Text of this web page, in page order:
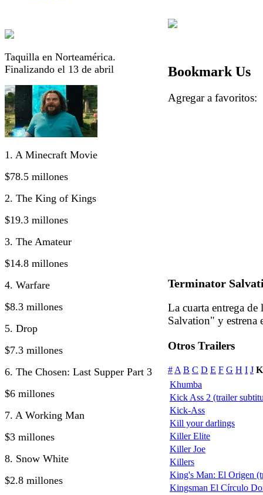
Taquilla en Norteamérica.
Finalizando el 13 de abril
1. A Minecraft Movie
$78.5 millones
2. The King of Kings
$19.3 millones
3. The Amateur
$14.8 millones
4. Warfare
$8.3 millones
5. Drop
$7.3 millones
6. The Chosen: Last Supper Part 3
$6 millones
7. A Working Man
$3 millones
8. Snow White
$2.8 millones
Bookmark Us
Agregar a
Terminator
La cuarta entrega
Salvation" y estrena
Otros Trailers
# A B C D E F G H I J K
Khumba
Kick Ass 2 (trailer
Kick-Ass
Kill your darlings
Killer Elite
Killer Joe
Killers
King's Man: El Origen
Kingsman El Círculo